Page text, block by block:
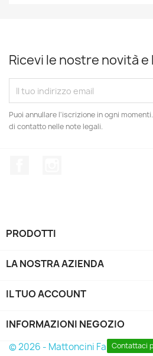
Ricevi le nostre novità
Puoi annullare l'iscrizione in ogni
di contatto nelle note legali.
PRODOTTI
LA NOSTRA AZIENDA
IL TUO ACCOUNT
INFORMAZIONI NEGOZIO
Contattaci
© 2026 - Mattoncini Famosi